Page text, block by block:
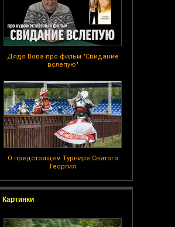
Дядя Вова про фильм "Свидание
вслепую"
О предстоящем Турнире Святого
Георгия
Картинки